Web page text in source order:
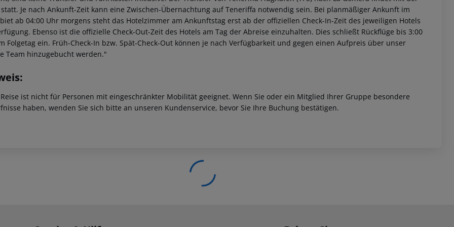
statt. Je nach Ankunft-Zeit kann eine Zwischen-Übernachtung auf Teneriffa notwendig sein. Bei planmäßiger Ankunft im
ab 04:00 Uhr morgens steht das Hotelzimmer am Ankunftstag erst ab der offiziellen Check-In-Zeit des jeweiligen Hotels
Ebenso ist die offizielle Check-Out-Zeit des Hotels am Tag der Abreise einzuhalten. Dies schließt Rückflüge bis 3:00
Folgetag ein. Früh-Check-In bzw. Spät-Check-Out können je nach Verfügbarkeit und gegen einen Aufpreis über unser
Team hinzugebucht werden."
Reise ist nicht für Personen mit eingeschränkter Mobilität geeignet. Wenn Sie oder ein Mitglied Ihrer Gruppe besondere
haben, wenden Sie sich bitte an unseren Kundenservice, bevor Sie Ihre Buchung bestätigen.